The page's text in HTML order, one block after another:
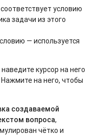
условию
задачи из этого
— используется
курсор на него
на него, чтобы
создаваемой
вопроса,
чётко и